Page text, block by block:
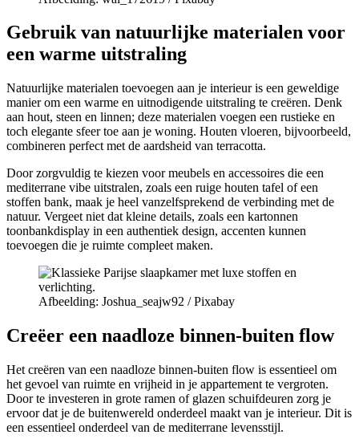
Gebruik van natuurlijke materialen voor
een warme uitstraling
Natuurlijke materialen toevoegen aan je interieur is een geweldige
manier om een warme en uitnodigende uitstraling te creëren. Denk
aan hout, steen en linnen; deze materialen voegen een rustieke en
toch elegante sfeer toe aan je woning. Houten vloeren, bijvoorbeeld,
combineren perfect met de aardsheid van terracotta.
Door zorgvuldig te kiezen voor meubels en accessoires die een
mediterrane vibe uitstralen, zoals een ruige houten tafel of een
stoffen bank, maak je heel vanzelfsprekend de verbinding met de
natuur. Vergeet niet dat kleine details, zoals een kartonnen
toonbankdisplay in een authentiek design, accenten kunnen
toevoegen die je ruimte compleet maken.
Afbeelding: Joshua_seajw92 / Pixabay
Creëer een naadloze binnen-buiten flow
Het creëren van een naadloze binnen-buiten flow is essentieel om
het gevoel van ruimte en vrijheid in je appartement te vergroten.
Door te investeren in grote ramen of glazen schuifdeuren zorg je
ervoor dat je de buitenwereld onderdeel maakt van je interieur. Dit is
een essentieel onderdeel van de mediterrane levensstijl.